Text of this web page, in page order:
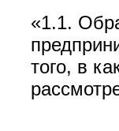
«1.1.
того, в